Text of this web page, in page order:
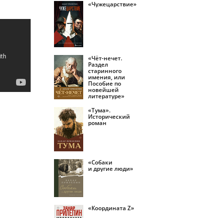
«Чужецарствие»
«Чёт-нечет.
Раздел
старинного
имения, или
Пособие по
новейшей
литературе»
«Тума».
Исторический
роман
«Собаки
и другие люди»
«Координата Z»